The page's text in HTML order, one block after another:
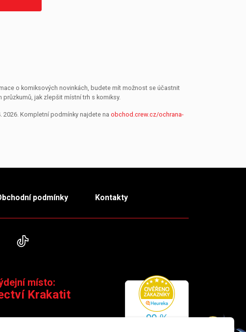
o komiksových novinkách, budete mít možnost se účastnit
jak zlepšit místní trh s komiksy.
Kompletní podmínky najdete na obchod.crew.cz/ochrana-
podmínky Kontakty
místo:
Krakatit